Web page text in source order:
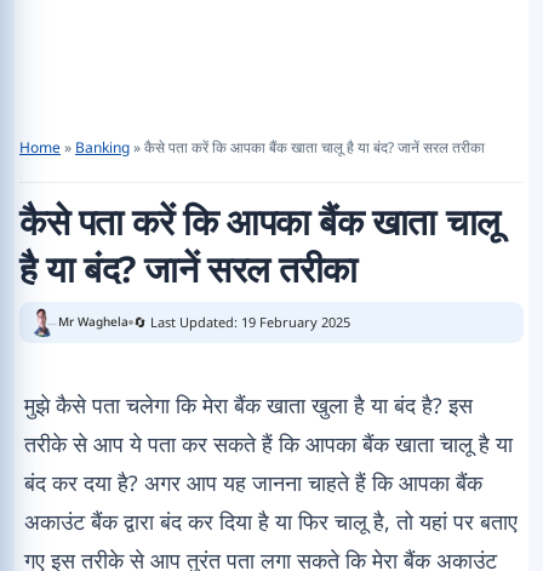
Home» Banking»कैसे पता करें कि आपका बैंक खाता चालू है या बंद? जानें सरल तरीका
कैसे पता करें कि आपका बैंक खाता चालू
है या बंद? जानें सरल तरीका
Mr Waghela 🔄 Last Updated: 19 February 2025
मुझे कैसे पता चलेगा कि मेरा बैंक खाता खुला है या बंद है? इस
तरीके से आप ये पता कर सकते हैं कि आपका बैंक खाता चालू है या
बंद कर दया है? अगर आप यह जानना चाहते हैं कि आपका बैंक
अकाउंट बैंक द्वारा बंद कर दिया है या फिर चालू है, तो यहां पर बताए
गए इस तरीके से आप तुरंत पता लगा सकते कि मेरा बैंक अकाउंट